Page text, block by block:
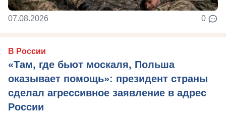
07.08.2026 0
В России
«Там, где бьют москаля, Польша
оказывает помощь»: президент страны
сделал агрессивное заявление в адрес
России